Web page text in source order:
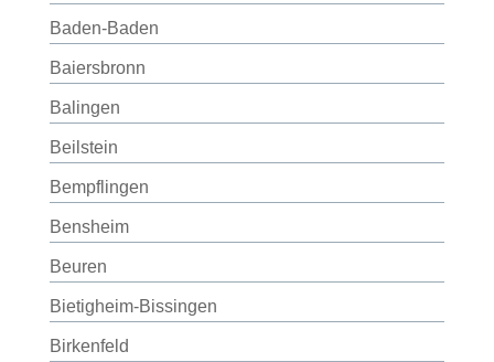
Baden-Baden
Baiersbronn
Balingen
Beilstein
Bempflingen
Bensheim
Beuren
Bietigheim-Bissingen
Birkenfeld